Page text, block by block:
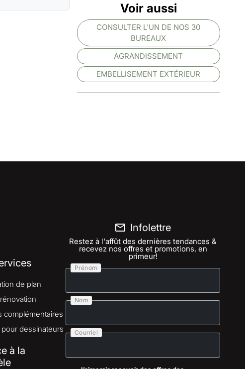
Voir aussi
CONSULTER L'UN DE NOS 30
BUREAUX
AGRANDISSEMENT
EMBELLISEMENT EXTÉRIEUR
de plan
complémentaires
dessinateurs
à la
Infolettre
Restez à l'affût des dernières tendances &
recevez nos offres et promotions, en
primeur!
Prénom
Nom
Courriel